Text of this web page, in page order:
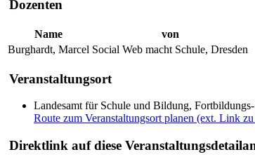
Dozenten
Name
von
Burghardt, Marcel Social Web macht Schule, Dresden
Veranstaltungsort
Landesamt für Schule und Bildung,
Route zum Veranstaltungsort planen (ext. Link
Direktlink auf diese